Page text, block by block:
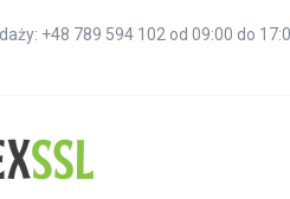
+48 789 594 102 od 09:00 do